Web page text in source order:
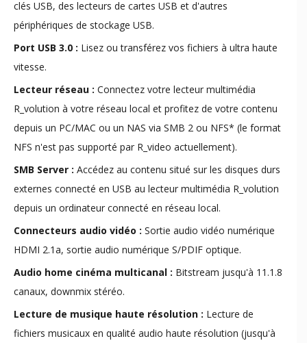
clés USB, des lecteurs de cartes USB et d'autres
périphériques de stockage USB.
Port USB 3.0 : Lisez ou transférez vos fichiers à ultra haute
vitesse.
Lecteur réseau : Connectez votre lecteur multimédia
R_volution à votre réseau local et profitez de votre contenu
depuis un PC/MAC ou un NAS via SMB 2 ou NFS* (le format
NFS n'est pas supporté par R_video actuellement).
SMB Server : Accédez au contenu situé sur les disques durs
externes connecté en USB au lecteur multimédia R_volution
depuis un ordinateur connecté en réseau local.
Connecteurs audio vidéo : Sortie audio vidéo numérique
HDMI 2.1a, sortie audio numérique S/PDIF optique.
Audio home cinéma multicanal : Bitstream jusqu'à 11.1.8
canaux, downmix stéréo.
Lecture de musique haute résolution : Lecture de
fichiers musicaux en qualité audio haute résolution (jusqu'à